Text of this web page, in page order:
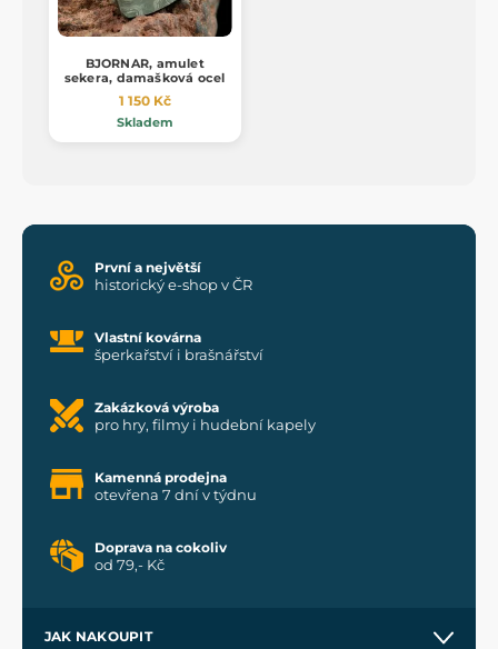
BJORNAR, amulet
sekera, damašková ocel
1 150 Kč
Skladem
První a největší
historický e-shop v ČR
Vlastní kovárna
šperkařství i brašnářství
Zakázková výroba
pro hry, filmy i hudební kapely
Kamenná prodejna
otevřena 7 dní v týdnu
Doprava na cokoliv
od 79,- Kč
JAK NAKOUPIT